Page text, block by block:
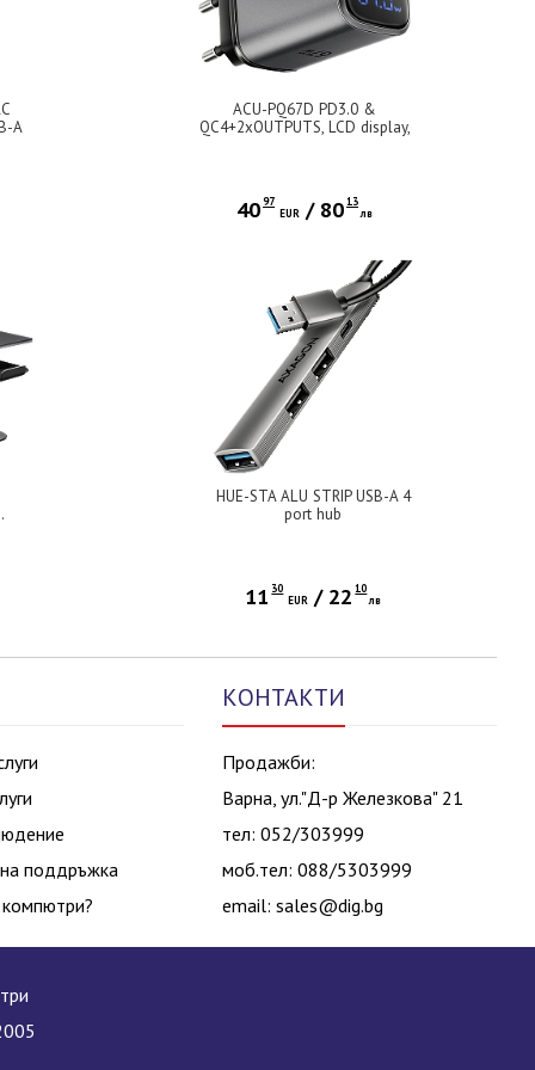
A
ACU-PQ67D PD3.0 &
QC4+2xOUTPUTS, LCD display,
4097
EUR / 8013
лв
HUE-STA ALU STRIP USB-A 4
port hub
11 30
EUR / 22 10
лв
поддръжка
КОНТАКТИ
Продажби:
Варна, ул."Д-р Железкова" 21
тел: 052/303999
моб.тел: 088/5303999
email: sales@dig.bg